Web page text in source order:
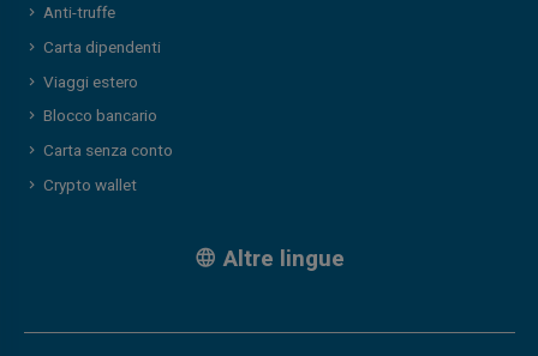
Anti-truffe
Carta dipendenti
Viaggi estero
Blocco bancario
Carta senza conto
Crypto wallet
Altre lingue